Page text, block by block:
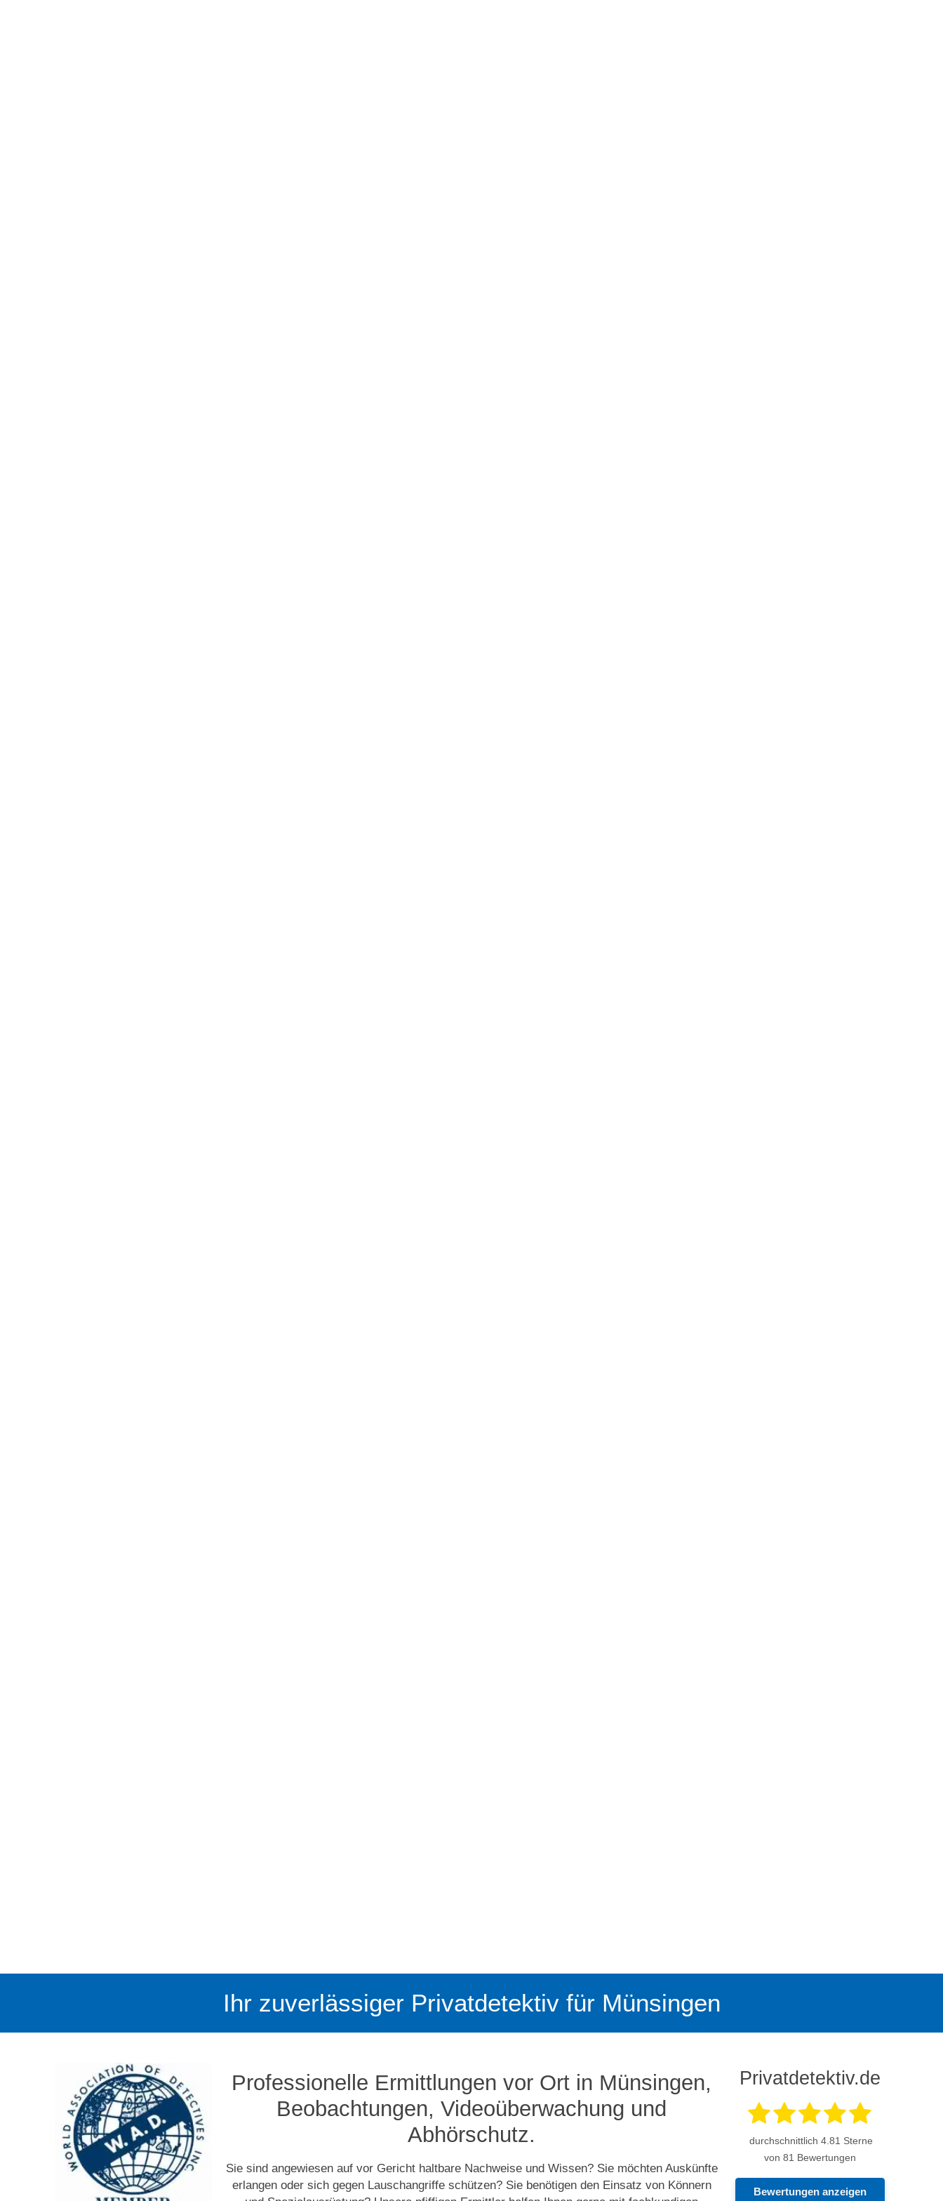
Ihr zuverlässiger Privatdetektiv für Münsingen
Professionelle Ermittlungen vor Ort in Münsingen,
Beobachtungen, Video­­überwachung und
Abhörschutz.
Sie sind angewiesen auf vor Gericht haltbare Nachweise und Wissen? Sie möchten Auskünfte
erlangen oder sich gegen Lauschangriffe schützen? Sie benötigen den Einsatz von Könnern
Privatdetektiv.de
durchschnittlich4.81 Sterne
von 81 Bewertungen
Bewertungen anzeigen